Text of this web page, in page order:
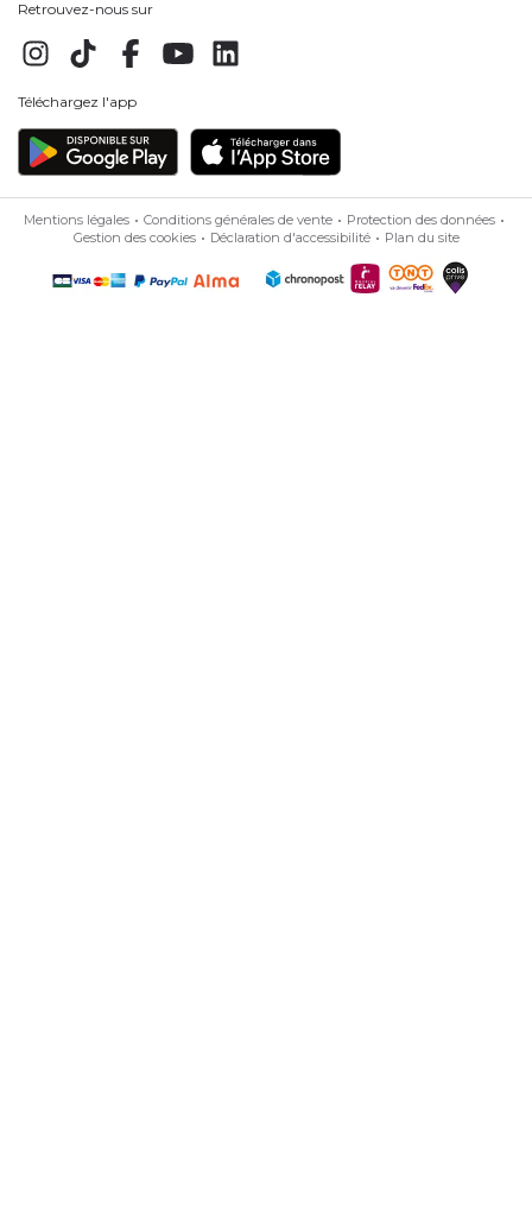
Retrouvez-nous sur
Téléchargez l'app
Mentions légales Conditions générales de vente
Protection des données
Gestion des cookies
Déclaration d'accessibilité Plan du site